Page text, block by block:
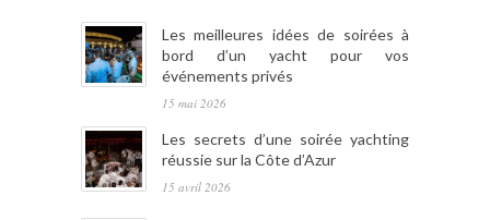
Les meilleures idées de soirées à
bord d’un yacht pour vos
événements privés
15 mai 2026
Les secrets d’une soirée yachting
réussie sur la Côte d’Azur
15 avril 2026